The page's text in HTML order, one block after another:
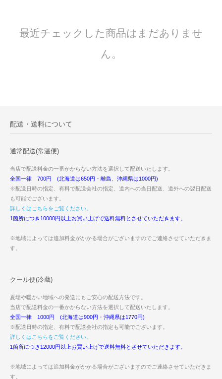
最近チェックした商品はまだありませ
ん。
配送・送料について
通常配送(常温便)
当店で配送料金の一番かからない方法を選択して配送いたします。
全国一律 700円 (北海道は650円・離島、沖縄県は1000円)
※配送日時の指定、有料で配送会社の指定、道内への当日配送、道外への翌日配送
も可能でございます。
詳しくはこちらをご覧ください。
1箇所につき10000円以上お買い上げで送料無料とさせていただきます。
※地域によっては追加料金がかかる場合がございますのでご連絡させていただきま
す。
クール便(冷蔵)
夏場や暖かい地域への発送にもご安心の配送方法です。
当店で配送料金の一番かからない方法を選択して配送いたします。
全国一律 1000円 (北海道は900円・沖縄県は1770円)
※配送日時の指定、有料で配送会社の指定も可能でございます。
詳しくはこちらをご覧ください。
1箇所につき12000円以上お買い上げで送料無料とさせていただきます。
※地域によっては追加料金がかかる場合がございますのでご連絡させていただきま
す。